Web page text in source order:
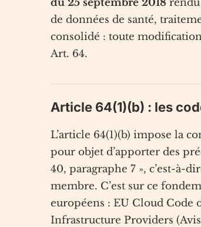
du 25 septembre 2018
de données de santé,
consolidé : toute
Art. 64.
Article 64(1)(b) : les
L’article 64(1)(b) impose la
pour objet d’apporter des
40, paragraphe 7 », c’est-à-
membre. C’est sur ce
européens : EU Cloud Code
Infrastructure Providers